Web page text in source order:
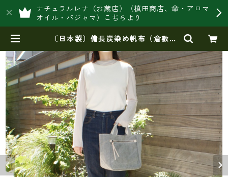
ナチュラルレナ（お蔵店）（槙田商店、傘・アロマ
オイル・パジャマ）こちらより
〔日本製〕備長炭染め帆布（倉敷帆
カーボン）ユニセックス、横型手
提げトート LY-120192 | 豊岡製オ
リジナルバッグ製造販売【日本製・
バッグ財布 専門店】レナ ジャパ
ンメイド ショップ